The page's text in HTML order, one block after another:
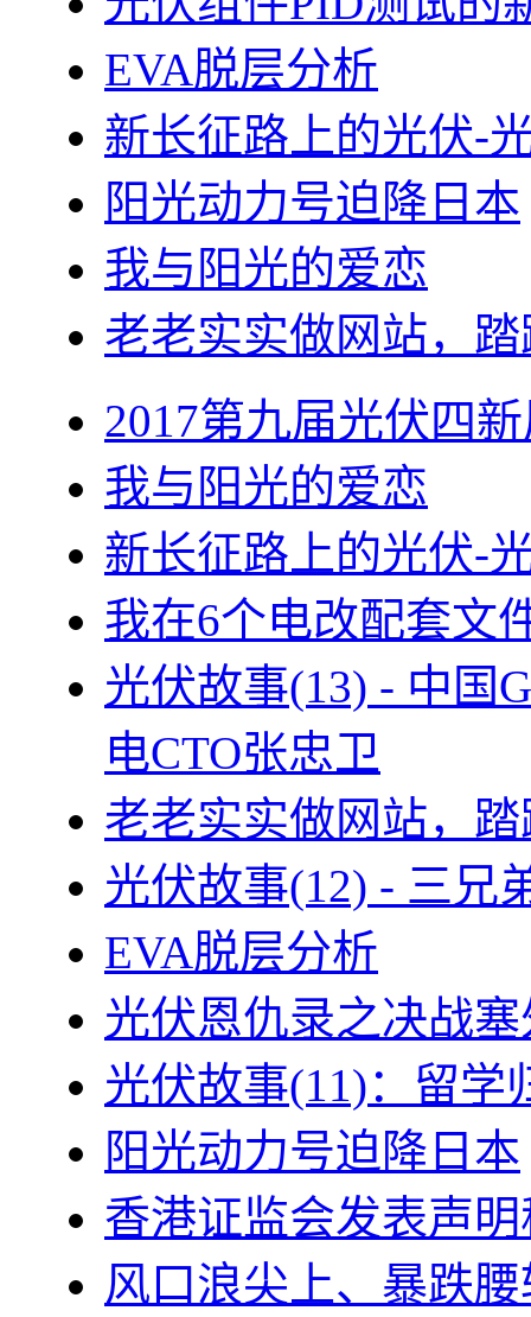
EVA脱层分析
新长征路上的光伏-
阳光动力号迫降日本
我与阳光的爱恋
老老实实做网站，
2017第九届光伏四
我与阳光的爱恋
新长征路上的光伏-
我在6个电改配套文
光伏故事(13) - 中国
电CTO张忠卫
老老实实做网站，
光伏故事(12) - 三兄
EVA脱层分析
光伏恩仇录之决战
光伏故事(11)：留学
阳光动力号迫降日本
香港证监会发表声
风口浪尖上、暴跌